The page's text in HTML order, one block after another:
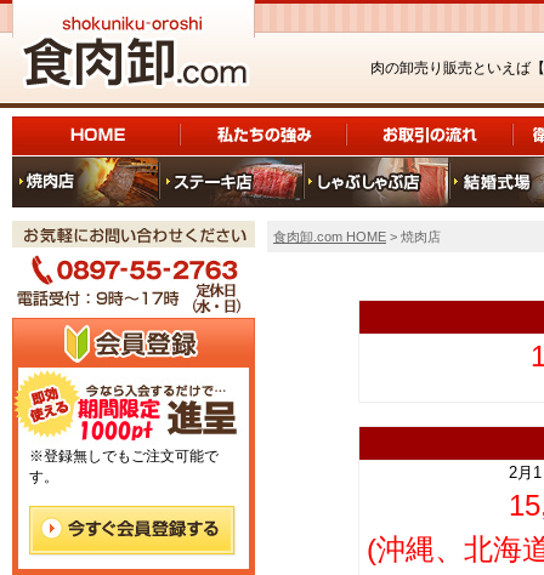
肉の卸売り販売といえば【
※登録無しでもご注文可能で
す。
食肉卸.com HOME > 焼肉店
2月
(沖縄、北海